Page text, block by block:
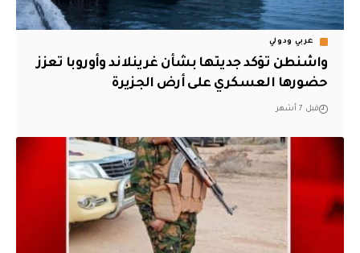
عربي ودولي
واشنطن تؤكد جديتها بشأن غرينلاند وأوروبا تعزز
حضورها العسكري على أرض الجزيرة
قبل 7 أشهر